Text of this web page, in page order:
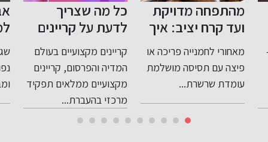
איך
ציוד
קרה
פריכה או
מושלמת
כל מה שצריך
לדעת על קריינים
קריינים מקצועיים בעולם
המדיה והפרסום, קריינים
מקצועיים ממלאים תפקיד
מרכזי בהעברת...
אבחון לקויות
למידה:
כתיב,
ודיסגרפיה
שגיאות כתיב הן
נפוצה בקרב ילדים
ומבוגרים כאחד.